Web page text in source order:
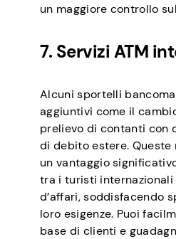
un maggiore controllo
7. Servizi ATM
Alcuni sportelli
aggiuntivi come il
prelievo di contanti con
di debito estere. Queste
un vantaggio
tra i turisti internazionali
d’affari, soddisfacendo
loro esigenze. Puoi
base di clienti e